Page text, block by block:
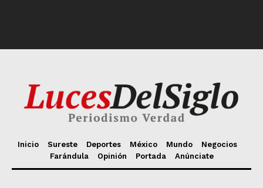
Inicio Sureste Deportes México Mundo
Negocios
Farándula
Opinión Portada Anúnciate